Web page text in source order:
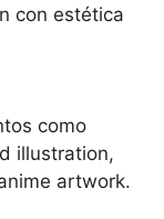
con estética
como
illustration,
artwork.